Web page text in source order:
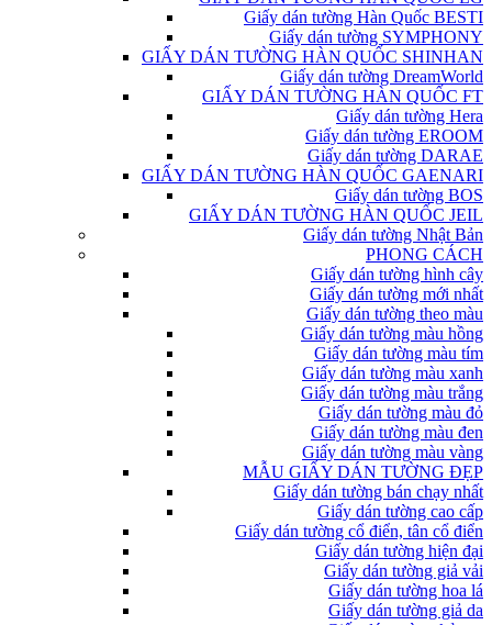
Giấy dán tường Hàn Quốc BESTI
Giấy dán tường SYMPHONY
GIẤY DÁN TƯỜNG HÀN QUỐC SHINHAN
Giấy dán tường DreamWorld
GIẤY DÁN TƯỜNG HÀN QUỐC FT
Giấy dán tường Hera
Giấy dán tường EROOM
Giấy dán tường DARAE
GIẤY DÁN TƯỜNG HÀN QUỐC GAENARI
Giấy dán tường BOS
GIẤY DÁN TƯỜNG HÀN QUỐC JEIL
Giấy dán tường Nhật Bản
PHONG CÁCH
Giấy dán tường hình cây
Giấy dán tường mới nhất
Giấy dán tường theo màu
Giấy dán tường màu hồng
Giấy dán tường màu tím
Giấy dán tường màu xanh
Giấy dán tường màu trắng
Giấy dán tường màu đỏ
Giấy dán tường màu đen
Giấy dán tường màu vàng
MẪU GIẤY DÁN TƯỜNG ĐẸP
Giấy dán tường bán chạy nhất
Giấy dán tường cao cấp
Giấy dán tường cổ điển, tân cổ điển
Giấy dán tường hiện đại
Giấy dán tường giả vải
Giấy dán tường hoa lá
Giấy dán tường giả da